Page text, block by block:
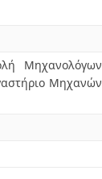
Μηχανολόγων
Μηχανών